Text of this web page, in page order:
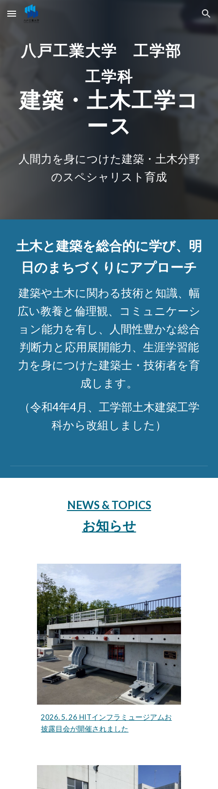
Skip to main content Skip to navigation
八戸工業大学 工学部
工学科
建築・土木工学コ
ース
人間力を身につけた建築・土木分野
のスペシャリスト育成
土木と建築を総合的に学び、明
日のまちづくりにアプローチ
建築や土木に関わる技術と知識、幅
広い教養と倫理観、コミュニケーシ
ョン能力を有し、人間性豊かな総合
判断力と応用展開能力、生涯学習能
力を身につけた建築士・技術者を育
成します。
（令和4年4月、工学部土木建築工学
科から改組しました ）
NEWS & TOPICS
お知らせ
2026. 5. 26 HITインフラミュージアムお
披露目会が開催されました